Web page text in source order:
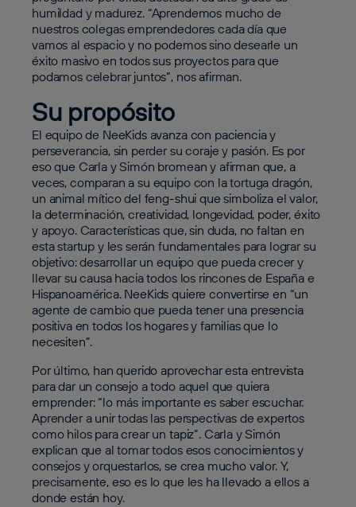
humildad y madurez. “Aprendemos mucho de
nuestros colegas emprendedores cada día que
vamos al espacio y no podemos sino desearle un
éxito masivo en todos sus proyectos para que
podamos celebrar juntos”, nos afirman.
Su propósito
El equipo de NeeKids avanza con paciencia y
perseverancia, sin perder su coraje y pasión. Es por
eso que Carla y Simón bromean y afirman que, a
veces, comparan a su equipo con la tortuga dragón,
un animal mítico del feng-shui que simboliza el valor,
la determinación, creatividad, longevidad, poder, éxito
y apoyo. Características que, sin duda, no faltan en
esta startup y les serán fundamentales para lograr su
objetivo: desarrollar un equipo que pueda crecer y
llevar su causa hacia todos los rincones de España e
Hispanoamérica. NeeKids quiere convertirse en “un
agente de cambio que pueda tener una presencia
positiva en todos los hogares y familias que lo
necesiten”.
Por último, han querido aprovechar esta entrevista
para dar un consejo a todo aquel que quiera
emprender: “lo más importante es saber escuchar.
Aprender a unir todas las perspectivas de expertos
como hilos para crear un tapiz”. Carla y Simón
explican que al tomar todos esos conocimientos y
consejos y orquestarlos, se crea mucho valor. Y,
precisamente, eso es lo que les ha llevado a ellos a
donde están hoy.